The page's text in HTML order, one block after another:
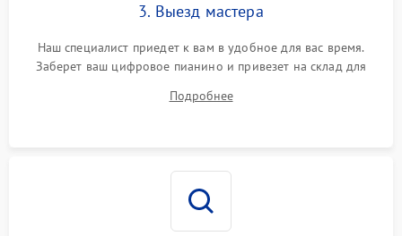
3. Выезд мастера
Наш специалист приедет к вам в удобное для вас время.
Заберет ваш цифровое пианино и привезет на склад для
Подробнее